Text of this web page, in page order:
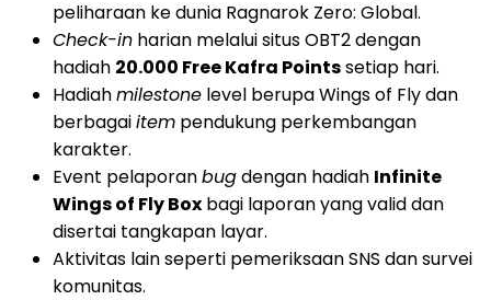
peliharaan ke dunia Ragnarok Zero: Global.
Check-in harian melalui situs OBT2 dengan
hadiah 20.000 Free Kafra Pointssetiap hari.
Hadiahmilestone level berupa Wings of Fly dan
berbagaiitem pendukung perkembangan
karakter.
Event pelaporanbugdengan hadiah Infinite
Wings of Fly Box bagi laporan yang valid dan
disertai tangkapan layar.
Aktivitas lain seperti pemeriksaan SNS dan survei
komunitas.